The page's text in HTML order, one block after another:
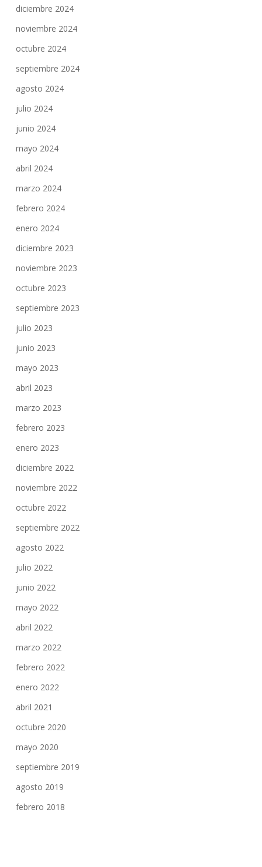
diciembre 2024
noviembre 2024
octubre 2024
septiembre 2024
agosto 2024
julio 2024
junio 2024
mayo 2024
abril 2024
marzo 2024
febrero 2024
enero 2024
diciembre 2023
noviembre 2023
octubre 2023
septiembre 2023
julio 2023
junio 2023
mayo 2023
abril 2023
marzo 2023
febrero 2023
enero 2023
diciembre 2022
noviembre 2022
octubre 2022
septiembre 2022
agosto 2022
julio 2022
junio 2022
mayo 2022
abril 2022
marzo 2022
febrero 2022
enero 2022
abril 2021
octubre 2020
mayo 2020
septiembre 2019
agosto 2019
febrero 2018